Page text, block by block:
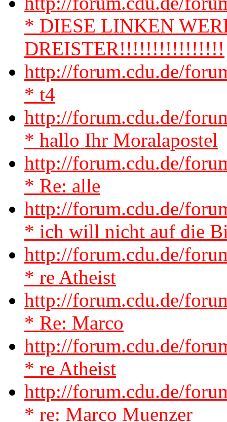
* DIESE LINKEN
DREISTER!!!!!!!!!!!!!!!!
http://forum.cdu.de/
* t4
http://forum.cdu.de/
* hallo Ihr Moralapostel
http://forum.cdu.de/
* Re: alle
http://forum.cdu.de/
* ich will nicht auf die
http://forum.cdu.de/
* re Atheist
http://forum.cdu.de/
* Re: Marco
http://forum.cdu.de/
* re Atheist
http://forum.cdu.de/
* re: Marco Muenzer